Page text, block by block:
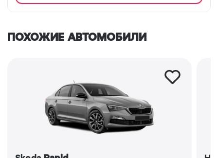
ПОХОЖИЕ АВТОМОБИЛИ